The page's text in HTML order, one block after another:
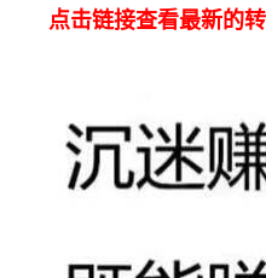
点击链接查看最新的转